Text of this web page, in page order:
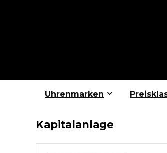
Uhrenmarken
Kapitalanlage